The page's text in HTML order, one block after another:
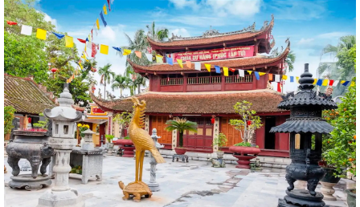
Quyết định về việc công nhận Phó Trưởng thôn trên
địa bàn xã Chấn Hưng nhiệm kỳ 2025 - 2030